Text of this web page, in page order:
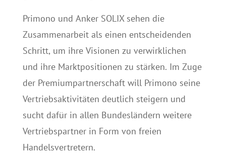
Primono und Anker SOLIX sehen die
Zusammenarbeit als einen entscheidenden
Schritt, um ihre Visionen zu verwirklichen
und ihre Marktpositionen zu stärken. Im Zuge
der Premiumpartnerschaft will Primono seine
Vertriebsaktivitäten deutlich steigern und
sucht dafür in allen Bundesländern weitere
Vertriebspartner in Form von freien
Handelsvertretern.